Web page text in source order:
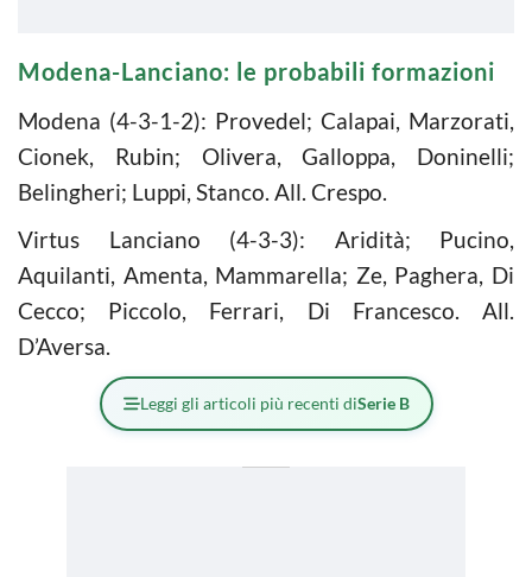
Modena-Lanciano: le probabili formazioni
Modena (4-3-1-2): Provedel; Calapai, Marzorati,
Cionek, Rubin; Olivera, Galloppa, Doninelli;
Belingheri; Luppi, Stanco. All. Crespo.
Virtus Lanciano (4-3-3): Aridità; Pucino,
Aquilanti, Amenta, Mammarella; Ze, Paghera, Di
Cecco; Piccolo, Ferrari, Di Francesco. All.
D’Aversa.
Leggi gli articoli più recenti diSerie B